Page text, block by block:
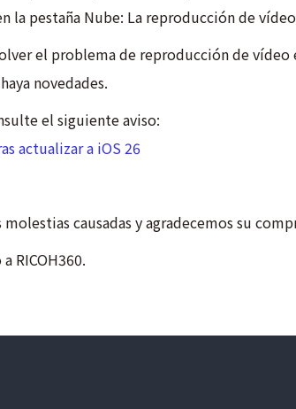
la pestaña Nube: La reproducción de
el problema de reproducción de vídeo
novedades.
el siguiente aviso:
actualizar a iOS 26
causadas y agradecemos su
RICOH360.